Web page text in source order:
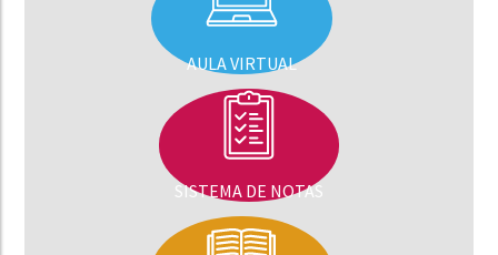
AULA VIRTUAL
SISTEMA DE NOTAS